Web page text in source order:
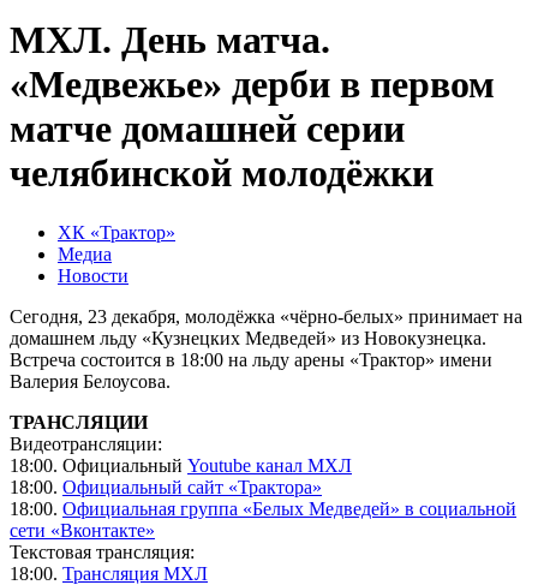
МХЛ. День матча.
«Медвежье» дерби в первом
матче домашней серии
челябинской молодёжки
ХК «Трактор»
Медиа
Новости
Сегодня, 23 декабря, молодёжка «чёрно-белых» принимает на
домашнем льду «Кузнецких Медведей» из Новокузнецка.
Встреча состоится в 18:00 на льду арены «Трактор» имени
Валерия Белоусова.
ТРАНСЛЯЦИИ
Видеотрансляции:
18:00. Официальный Youtube канал МХЛ
18:00. Официальный сайт «Трактора»
18:00. Официальная группа «Белых Медведей» в социальной
сети «Вконтакте»
Текстовая трансляция:
18:00. Трансляция МХЛ